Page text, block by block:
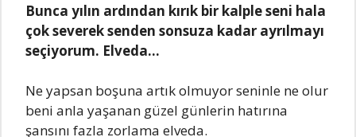
Bunca yılın ardından kırık bir kalple seni hala
çok severek senden sonsuza kadar ayrılmayı
seçiyorum. Elveda…
Ne yapsan boşuna artık olmuyor seninle ne olur
beni anla yaşanan güzel günlerin hatırına
şansını fazla zorlama elveda.